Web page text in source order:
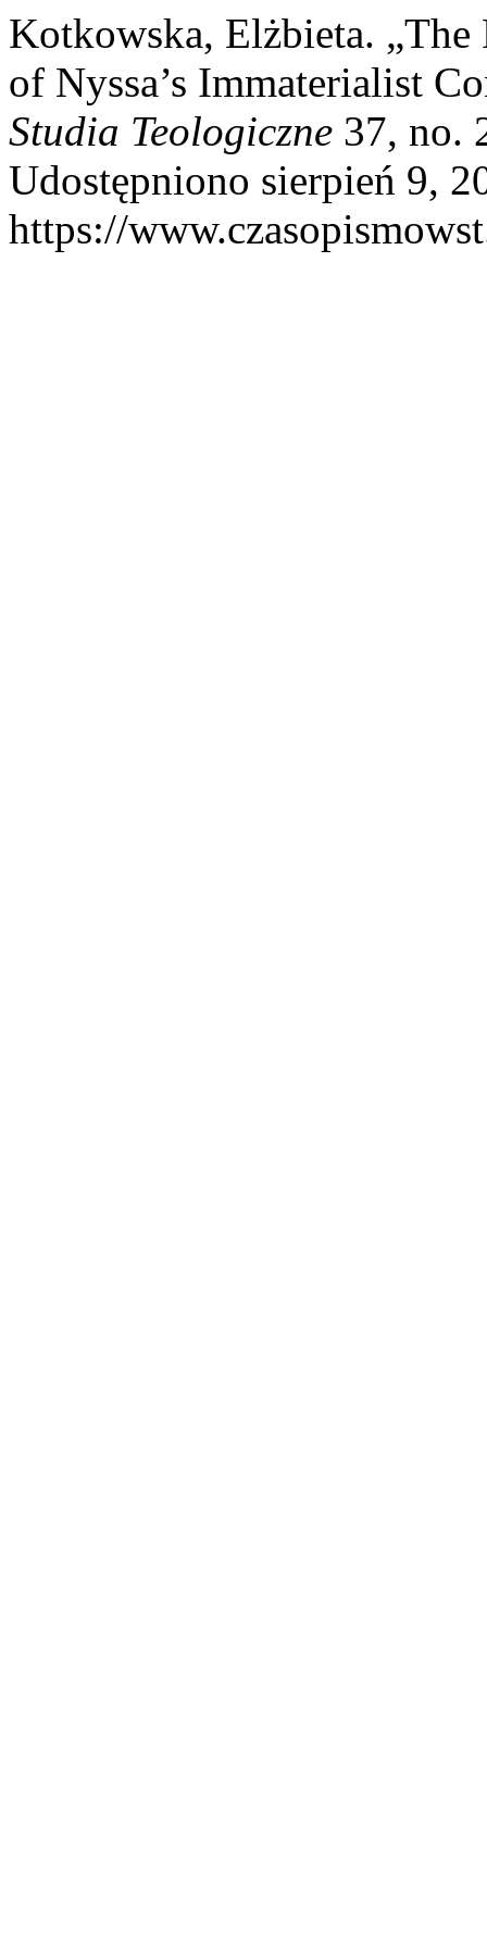
Kotkowska, Elżbieta. „The
of Nyssa’s Immaterialist
Studia Teologiczne 37, no.
Udostępniono sierpień 9,
https://